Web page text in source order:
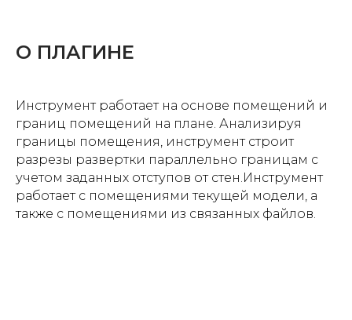
О ПЛАГИНЕ
Инструмент работает на основе помещений и
границ помещений на плане. Анализируя
границы помещения, инструмент строит
разрезы развертки параллельно границам с
учетом заданных отступов от стен.Инструмент
работает с помещениями текущей модели, а
также с помещениями из связанных файлов.